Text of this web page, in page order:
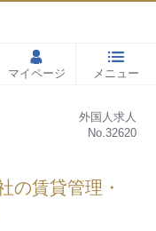
マイページ メニュー
外国人求人
No.32620
の賃貸管理・